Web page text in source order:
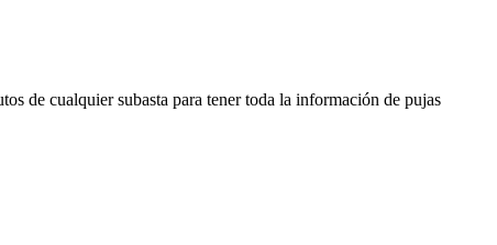
de cualquier subasta para tener toda la información de pujas